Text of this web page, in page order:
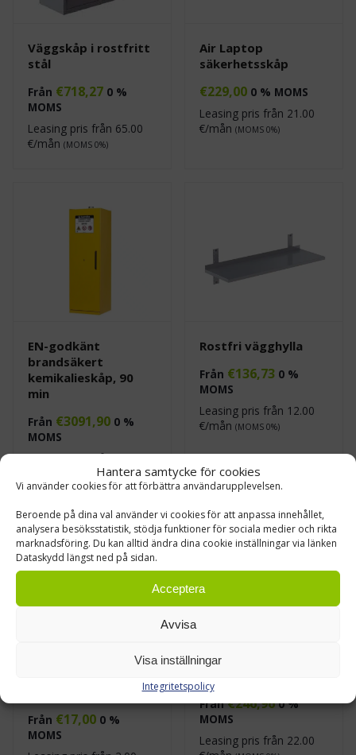
Hantera samtycke för cookies
Vi använder cookies för att förbättra användarupplevelsen.
Beroende på dina val använder vi cookies för att anpassa innehållet,
analysera besöksstatistik, stödja funktioner för sociala medier och rikta
marknadsföring. Du kan alltid ändra dina cookie inställningar via länken
Dataskydd längst ned på sidan.
Acceptera
Avvisa
Visa inställningar
Integritetspolicy
Väggskåp i rostfritt
stål
Från €718,27 0 %
MOMS
Leasing pris från 65.00
€/mån (MOMS 0%)
Air Laptop
säkerhetsskåp
€229,00 0 % MOMS
Leasing pris från 21.00
€/mån (MOMS 0%)
EN-godkänt
brandsäkert
kemikalieskåp, 90
min
Från €3091,90 0 %
MOMS
Leasing pris från279.00
(MOMS 0%)
Rostfri vägghylla
Från €136,73 0 %
MOMS
Leasing pris från 12.00
€/mån (MOMS 0%)
Från €17,00 0 %
MOMS
Från€246,96 0 %
MOMS
Leasing pris från 22.00